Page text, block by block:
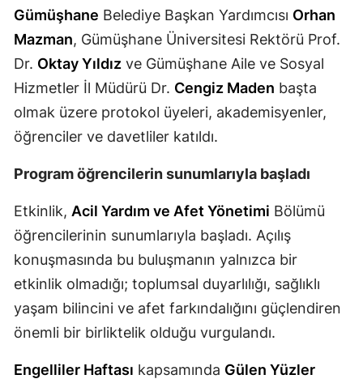
İzmir
Kars
Kastamonu
Kayseri
Kırklareli
Kırşehir
Kocaeli
Konya
Kütahya
Malatya
Manisa
Gümüşhane Belediye Başkan Yardımcısı Orhan
Mazman, Gümüşhane Üniversitesi Rektörü Prof.
Dr. Oktay Yıldız ve Gümüşhane Aile ve Sosyal
Hizmetler İl Müdürü Dr. Cengiz Maden başta
olmak üzere protokol üyeleri, akademisyenler,
öğrenciler ve davetliler katıldı.
Program öğrencilerin sunumlarıyla başladı
Etkinlik, Acil Yardım ve Afet Yönetimi Bölümü
öğrencilerinin sunumlarıyla başladı. Açılış
konuşmasında bu buluşmanın yalnızca bir
etkinlik olmadığı; toplumsal duyarlılığı, sağlıklı
yaşam bilincini ve afet farkındalığını güçlendiren
önemli bir birliktelik olduğu vurgulandı.
Engelliler Haftası kapsamında Gülen Yüzler